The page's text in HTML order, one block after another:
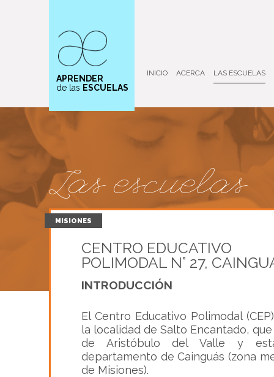
APRENDER
de las ESCUELAS
INICIO ACERCA LAS ESCUELAS
Las escuelas
MISIONES
CENTRO EDUCATIVO
POLIMODAL N° 27,
INTRODUCCIÓN
El Centro Educativo Polimodal
la localidad de Salto Encantado,
de Aristóbulo del Valle y
departamento de Cainguás (zona
de Misiones).